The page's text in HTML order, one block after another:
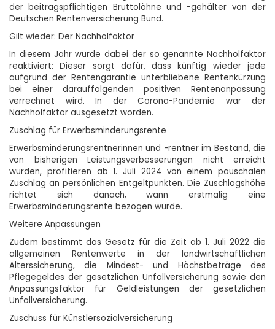
der beitragspflichtigen Bruttolöhne und -gehälter von der
Deutschen Rentenversicherung Bund.
Gilt wieder: Der Nachholfaktor
In diesem Jahr wurde dabei der so genannte Nachholfaktor
reaktiviert: Dieser sorgt dafür, dass künftig wieder jede
aufgrund der Rentengarantie unterbliebene Rentenkürzung
bei einer darauffolgenden positiven Rentenanpassung
verrechnet wird. In der Corona-Pandemie war der
Nachholfaktor ausgesetzt worden.
Zuschlag für Erwerbsminderungsrente
Erwerbsminderungsrentnerinnen und -rentner im Bestand, die
von bisherigen Leistungsverbesserungen nicht erreicht
wurden, profitieren ab 1. Juli 2024 von einem pauschalen
Zuschlag an persönlichen Entgeltpunkten. Die Zuschlagshöhe
richtet sich danach, wann erstmalig eine
Erwerbsminderungsrente bezogen wurde.
Weitere Anpassungen
Zudem bestimmt das Gesetz für die Zeit ab 1. Juli 2022 die
allgemeinen Rentenwerte in der landwirtschaftlichen
Alterssicherung, die Mindest- und Höchstbeträge des
Pflegegeldes der gesetzlichen Unfallversicherung sowie den
Anpassungsfaktor für Geldleistungen der gesetzlichen
Unfallversicherung.
Zuschuss für Künstlersozialversicherung